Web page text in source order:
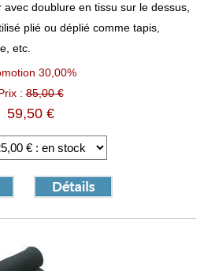
doublure en tissu sur le dessus,
plié ou déplié comme tapis,
etc.
30,00%
:85,00 €
59,50 €